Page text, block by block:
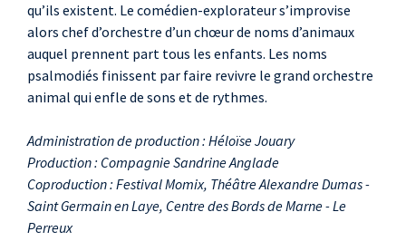
qu’ils existent. Le comédien-explorateur s’improvise
alors chef d’orchestre d’un chœur de noms d’animaux
auquel prennent part tous les enfants. Les noms
psalmodiés finissent par faire revivre le grand orchestre
animal qui enfle de sons et de rythmes.
Administration de production : Héloïse Jouary
Production : Compagnie Sandrine Anglade
Coproduction : Festival Momix, Théâtre Alexandre Dumas -
Saint Germain en Laye, Centre des Bords de Marne - Le
Perreux